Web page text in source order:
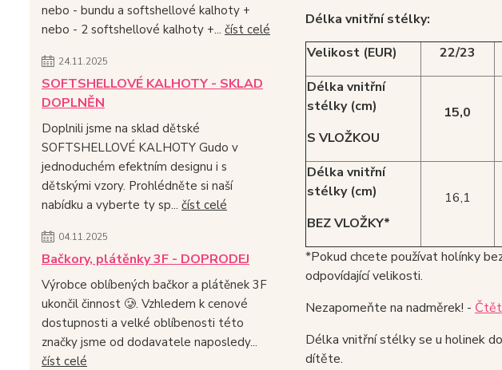
nebo - bundu a softshellové kalhoty +
nebo - 2 softshellové kalhoty +... číst celé
24.11.2025
SOFTSHELLOVÉ KALHOTY - SKLAD
DOPLNĚN
Doplnili jsme na sklad dětské
SOFTSHELLOVÉ KALHOTY Gudo v
jednoduchém efektním designu i s
dětskými vzory. Prohlédněte si naší
nabídku a vyberte ty sp... číst celé
04.11.2025
Bačkory, plátěnky 3F - DOPRODEJ
Výrobce oblíbených bačkor a plátěnek 3F
ukončil činnost 🥲. Vzhledem k cenové
dostupnosti a velké oblíbenosti této
značky jsme od dodavatele naposledy...
číst celé
Délka vnitřní stélky:
Velikost (EUR)
22/23
Délka vnitřní
stélky (cm)
S VLOŽKOU
15,0
Délka vnitřní
stélky (cm)
BEZ VLOŽKY*
16,1
*Pokud chcete používat holínky
odpovídající velikosti.
Nezapomeňte na nadměrek! -
Délka vnitřní stélky se u holinek
dítěte.